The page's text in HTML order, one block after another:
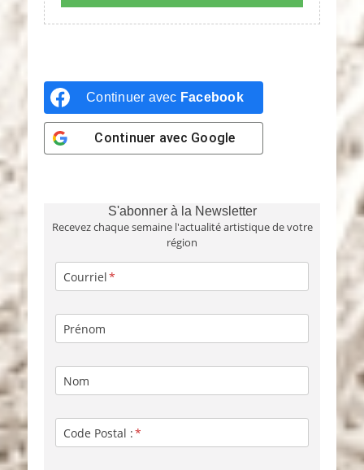
Continuer avec Facebook
Continuer avec Google
S'abonner à la Newsletter
Recevez chaque semaine l'actualité artistique de votre
région
Courriel
Prénom
Nom
Code Postal :